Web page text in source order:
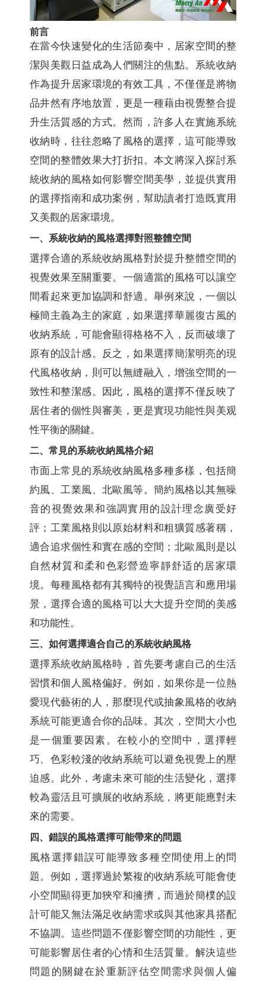
前言
在當今快速變化的生活節奏中，居家空間的整
潔與美觀日益成為人們關注的焦點。系統收納
作為提升居家環境的有效工具，不僅僅是將物
品井然有序地放置，更是一種藉由視覺整合提
升生活質感的方式。然而，許多人在實施系統
收納時，往往忽略了風格的選擇，這可能導致
空間的整體效果大打折扣。本文將深入探討系
統收納的風格如何影響空間美學，並提供實用
的選擇指南和成功案例，幫助讀者打造既實用
又美觀的居家環境。
一、系統收納的風格選擇對照整體空間
選擇合適的系統收納風格對於提升整體空間的
視覺效果至關重要。一個適當的風格可以讓空
間看起來更加協調和舒適。舉例來說，一個以
極簡主義為主的家庭，如果選擇華麗復古風的
收納系統，可能會顯得格格不入，反而破壞了
原有的設計感。反之，如果選擇簡潔明亮的現
代風格收納，則可以無縫融入，增強空間的一
致性和整潔感。因此，風格的選擇不僅反映了
居住者的個性與審美，更是實現功能性與美观
性平衡的關鍵。
二、常見的系統收納風格介紹
市面上常見的系統收納風格多種多樣，包括簡
約風、工業風、北歐風等。簡約風格以其無噪
音的視覺效果和強調實用的設計理念廣受好
評；工業風格則以原始材料和粗獷質感著稱，
適合追求個性和實在感的空間；北歐風則是以
自然材質和柔和色彩營造寧靜舒适的居家環
境。每種風格都有其獨特的視覺語言和應用場
景，選擇合適的風格可以大大提升空間的美感
和功能性。
三、如何選擇適合自己的系統收納風格
選擇系統收納風格時，首先要考慮自己的生活
習慣和個人風格偏好。例如，如果你是一位熱
愛現代藝術的人，那麼現代或抽象風格的收納
系統可能更適合你的品味。其次，空間大小也
是一個重要因素。在較小的空間中，選擇輕
巧、色彩較淺的收納系統可以避免視覺上的壓
迫感。此外，考慮未來可能的生活變化，選擇
較為靈活且可擴展的收納系統，將更能應對未
來的需要。
四、錯誤的風格選擇可能帶來的問題
風格選擇錯誤可能導致多種空間使用上的問
題。例如，選擇過於繁複的收納系統可能會使
小空間顯得更加狹窄和擁擠，而過於簡樸的設
計可能又無法滿足收納需求或與其他家具搭配
不協調。這些問題不僅影響空間的功能性，更
可能影響居住者的心情和生活質量。解決這些
問題的關鍵在於重新評估空間需求與個人偏